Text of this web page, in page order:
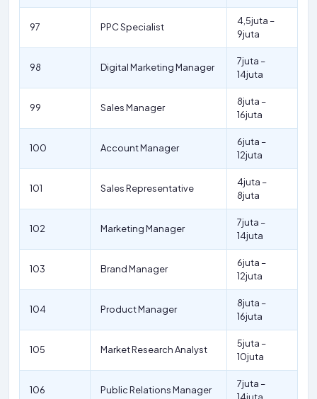
97 PPC Specialist
4,5juta –
9juta
98 Digital Marketing Manager
7juta –
14juta
99 Sales Manager
8juta –
16juta
100 Account Manager
6juta –
12juta
101 Sales Representative
4juta –
8juta
102 Marketing Manager
7juta –
14juta
103 Brand Manager
6juta –
12juta
104 Product Manager
8juta –
16juta
105 Market Research Analyst
5juta –
10juta
106 Public Relations Manager
7juta –